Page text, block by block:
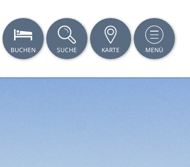
BUCHEN SUCHE KARTE MENÜ